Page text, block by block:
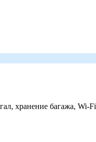
хранение багажа, Wi-